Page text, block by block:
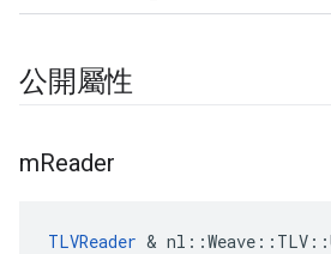
公開屬性
mReader
TLVReader &